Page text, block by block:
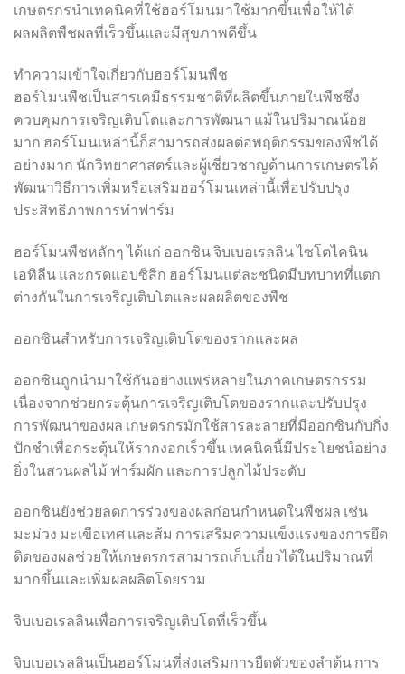
เกษตรกรนำเทคนิคที่ใช้ฮอร์โมนมาใช้มากขึ้นเพื่อให้ได้
ผลผลิตพืชผลที่เร็วขึ้นและมีสุขภาพดีขึ้น
ทำความเข้าใจเกี่ยวกับฮอร์โมนพืช
ฮอร์โมนพืชเป็นสารเคมีธรรมชาติที่ผลิตขึ้นภายในพืชซึ่ง
ควบคุมการเจริญเติบโตและการพัฒนา แม้ในปริมาณน้อย
มาก ฮอร์โมนเหล่านี้ก็สามารถส่งผลต่อพฤติกรรมของพืชได้
อย่างมาก นักวิทยาศาสตร์และผู้เชี่ยวชาญด้านการเกษตรได้
พัฒนาวิธีการเพิ่มหรือเสริมฮอร์โมนเหล่านี้เพื่อปรับปรุง
ประสิทธิภาพการทำฟาร์ม
ฮอร์โมนพืชหลักๆ ได้แก่ ออกซิน จิบเบอเรลลิน ไซโตไคนิน
เอทิลีน และกรดแอบซิสิก ฮอร์โมนแต่ละชนิดมีบทบาทที่แตก
ต่างกันในการเจริญเติบโตและผลผลิตของพืช
ออกซินสำหรับการเจริญเติบโตของรากและผล
ออกซินถูกนำมาใช้กันอย่างแพร่หลายในภาคเกษตรกรรม
เนื่องจากช่วยกระตุ้นการเจริญเติบโตของรากและปรับปรุง
การพัฒนาของผล เกษตรกรมักใช้สารละลายที่มีออกซินกับกิ่ง
ปักชำเพื่อกระตุ้นให้รากงอกเร็วขึ้น เทคนิคนี้มีประโยชน์อย่าง
ยิ่งในสวนผลไม้ ฟาร์มผัก และการปลูกไม้ประดับ
ออกซินยังช่วยลดการร่วงของผลก่อนกำหนดในพืชผล เช่น
มะม่วง มะเขือเทศ และส้ม การเสริมความแข็งแรงของการยึด
ติดของผลช่วยให้เกษตรกรสามารถเก็บเกี่ยวได้ในปริมาณที่
มากขึ้นและเพิ่มผลผลิตโดยรวม
จิบเบอเรลลินเพื่อการเจริญเติบโตที่เร็วขึ้น
จิบเบอเรลลินเป็นฮอร์โมนที่ส่งเสริมการยืดตัวของลำต้น การ